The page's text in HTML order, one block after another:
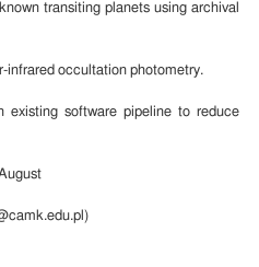
transiting planets using archival
occultation photometry.
software pipeline to reduce